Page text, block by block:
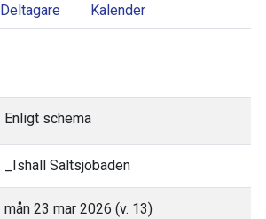
Deltagare Kalender
Enligt schema
_Ishall Saltsjöbaden
mån 23 mar 2026 (v. 13)